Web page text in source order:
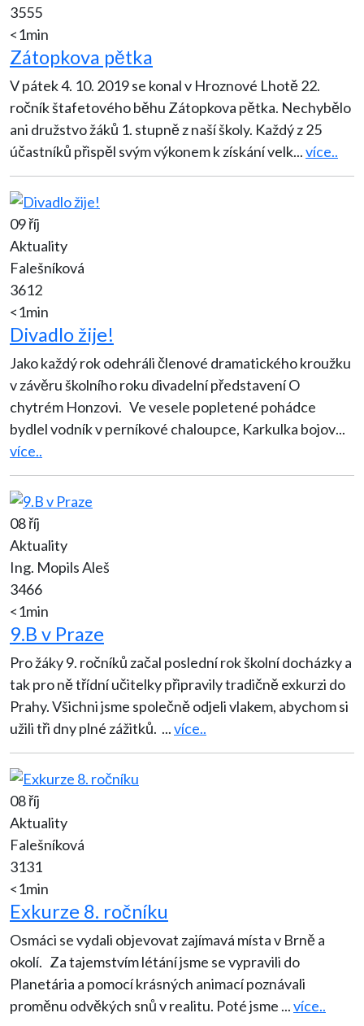
3555
<1min
Zátopkova pětka
V pátek 4. 10. 2019 se konal v Hroznové Lhotě 22.
ročník štafetového běhu Zátopkova pětka. Nechybělo
ani družstvo žáků 1. stupně z naší školy. Každý z 25
účastníků přispěl svým výkonem k získání velk...více..
09 říj
Aktuality
Falešníková
3612
<1min
Divadlo žije!
Jako každý rok odehráli členové dramatického kroužku
v závěru školního roku divadelní představení O
chytrém Honzovi. Ve vesele popletené pohádce
bydlel vodník v perníkové chaloupce, Karkulka bojov...
více..
08 říj
Aktuality
Ing. Mopils Aleš
3466
<1min
9.B v Praze
Pro žáky 9. ročníků začal poslední rok školní docházky a
tak pro ně třídní učitelky připravily tradičně exkurzi do
Prahy. Všichni jsme společně odjeli vlakem, abychom si
užili tři dny plné zážitků. ...více..
08 říj
Aktuality
Falešníková
3131
<1min
Exkurze 8. ročníku
Osmáci se vydali objevovat zajímavá místa v Brně a
okolí. Za tajemstvím létání jsme se vypravili do
Planetária a pomocí krásných animací poznávali
proměnu odvěkých snů v realitu. Poté jsme ...více..